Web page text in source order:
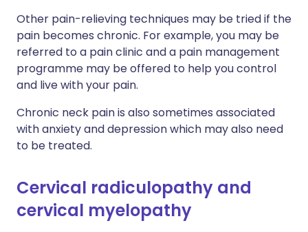
Other pain-relieving techniques may be tried if the
pain becomes chronic. For example, you may be
referred to a pain clinic and a pain management
programme may be offered to help you control
and live with your pain.
Chronic neck pain is also sometimes associated
with anxiety and depression which may also need
to be treated.
Cervical radiculopathy and
cervical myelopathy